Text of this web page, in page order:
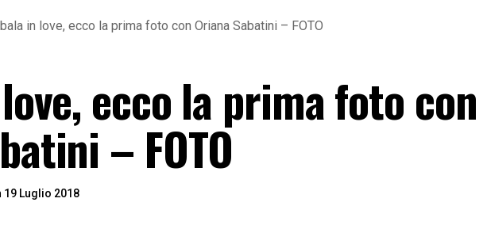
in love, ecco la prima foto con Oriana Sabatini – FOTO
ecco la prima foto con
– FOTO
19 Luglio 2018